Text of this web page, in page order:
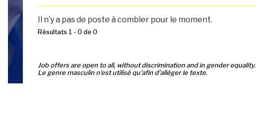
Il n’y a pas de poste à combler pour le moment.
Résultats 1 - 0 de 0
Job offers are open to all, without discrimination and in gender equality.
Le genre masculin n’est utilisé qu'afin d’alléger le texte.